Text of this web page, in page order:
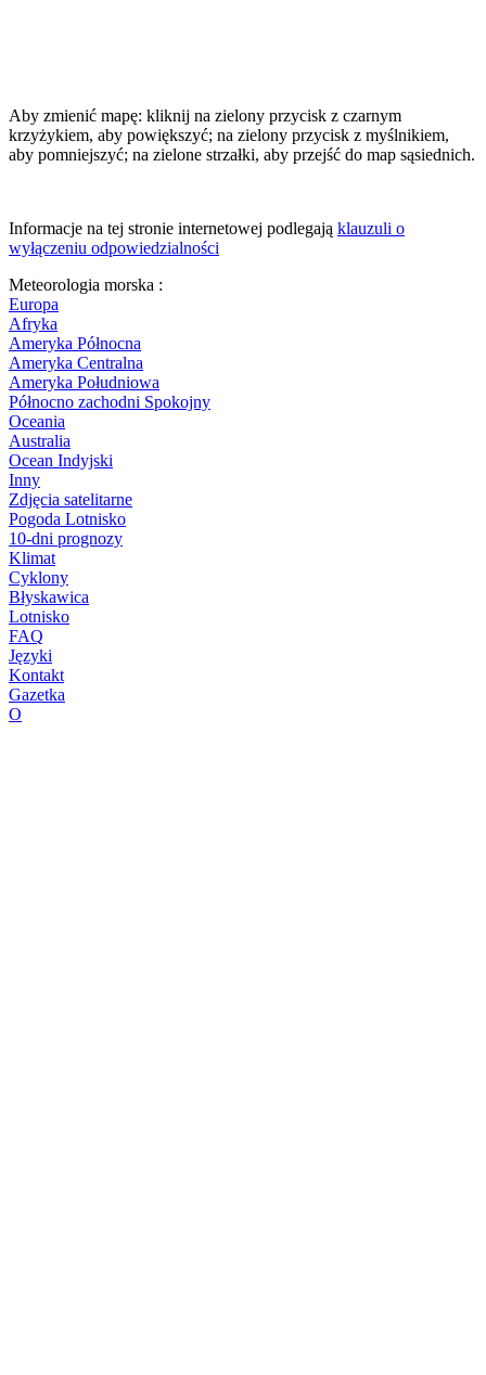
Aby zmienić mapę: kliknij na zielony przycisk z czarnym
krzyżykiem, aby powiększyć; na zielony przycisk z myślnikiem,
aby pomniejszyć; na zielone strzałki, aby przejść do map sąsiednich.
Informacje na tej stronie internetowej podlegają klauzuli o
wyłączeniu odpowiedzialności
Meteorologia morska :
Europa
Afryka
Ameryka Północna
Ameryka Centralna
Ameryka Południowa
Północno zachodni Spokojny
Oceania
Australia
Ocean Indyjski
Inny
Zdjęcia satelitarne
Pogoda Lotnisko
10-dni prognozy
Klimat
Cyklony
Błyskawica
Lotnisko
FAQ
Języki
Kontakt
Gazetka
O